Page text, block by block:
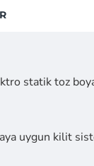
statik toz
uygun kilit